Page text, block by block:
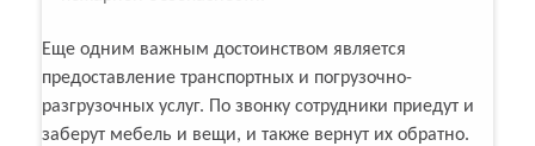
Еще одним важным достоинством является
предоставление транспортных и погрузочно-
разгрузочных услуг. По звонку сотрудники приедут и
заберут мебель и вещи, и также вернут их обратно.